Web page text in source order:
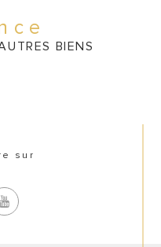
BIENS
sur